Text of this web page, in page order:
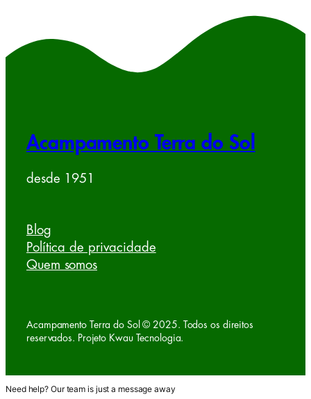
Acampamento Terra do Sol
desde 1951
Blog
Política de privacidade
Quem somos
Acampamento Terra do Sol © 2025. Todos os direitos
reservados. Projeto Kwau Tecnologia.
Need help? Our team is just a message away